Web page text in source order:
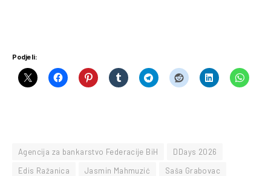
Podjeli:
Agencija za bankarstvo Federacije BiH
DDays 2026
Edis Ražanica
Jasmin Mahmuzić
Saša Grabovac